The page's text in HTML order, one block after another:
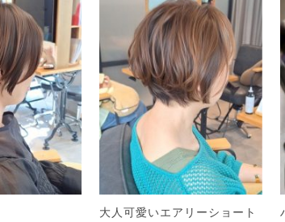
大人可愛いエアリーショート